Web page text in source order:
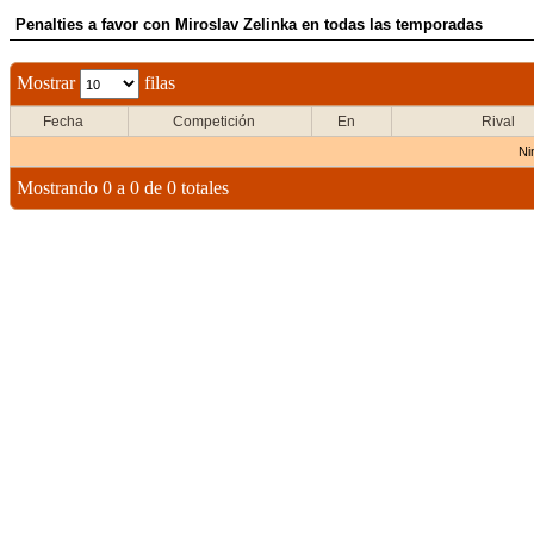
Penalties a favor con Miroslav Zelinka en todas las temporadas
Mostrar filas
Fecha Competición En Rival
Mostrando 0 a 0 de 0 totales